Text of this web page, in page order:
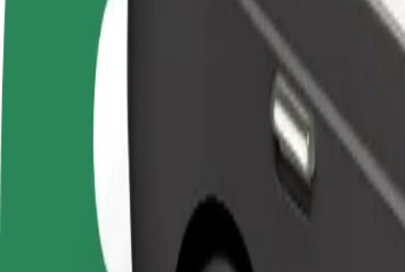
Jak se dostat z Praha hlavní nádraží do Arkády Pankrác
Hledáte nejlepší způsob, jak se dostat z Praha hlavní nádraží do Arkády
Pohodlná jízda na dosah ruky!
Spolehlivé jízdy v běžných vozidlech střední velikosti.
Odhadovaná doba jízdy